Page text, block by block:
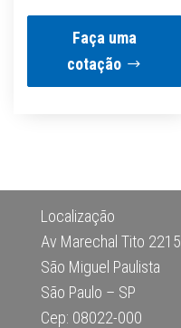
Faça uma
cotação
Localização
Av Marechal Tito 2215
São Miguel Paulista
São Paulo – SP
Cep: 08022-000